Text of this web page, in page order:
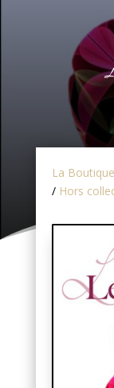
La Boutique
/ Hors